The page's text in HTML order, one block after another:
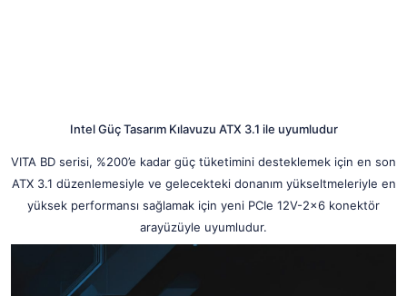
Intel Güç Tasarım Kılavuzu ATX 3.1 ile uyumludur
VITA BD serisi, %200’e kadar güç tüketimini desteklemek için en son
ATX 3.1 düzenlemesiyle ve gelecekteki donanım yükseltmeleriyle en
yüksek performansı sağlamak için yeni PCIe 12V-2×6 konektör
arayüzüyle uyumludur.